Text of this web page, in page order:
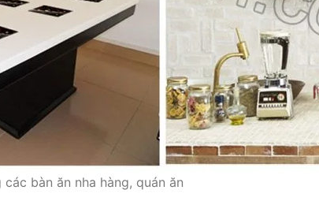
bàn ăn nha hàng, quán ăn